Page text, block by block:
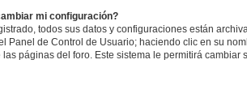
mi configuración?
todos sus datos y configuraciones están
Panel de Control de Usuario; haciendo clic en su
páginas del foro. Este sistema le permitirá cambiar